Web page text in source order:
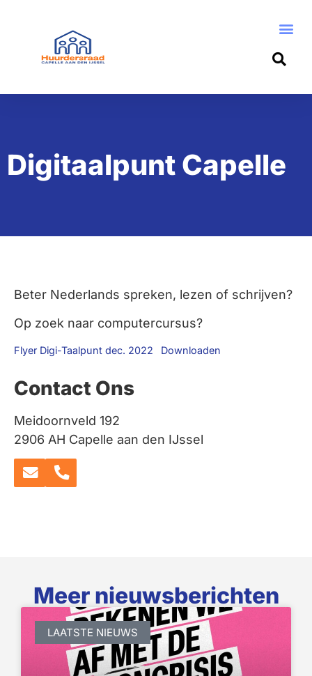
Digitaalpunt Capelle
Beter Nederlands spreken, lezen of schrijven?
Op zoek naar computercursus?
Flyer Digi-Taalpunt dec. 2022 Downloaden
Contact Ons
Meidoornveld 192
2906 AH Capelle aan den IJssel
Meer nieuwsberichten
LAATSTE NIEUWS